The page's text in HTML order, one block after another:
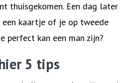
thuisgekomen. Een dag later
kaartje of je op tweede
perfect kan een man zijn?
5 tips